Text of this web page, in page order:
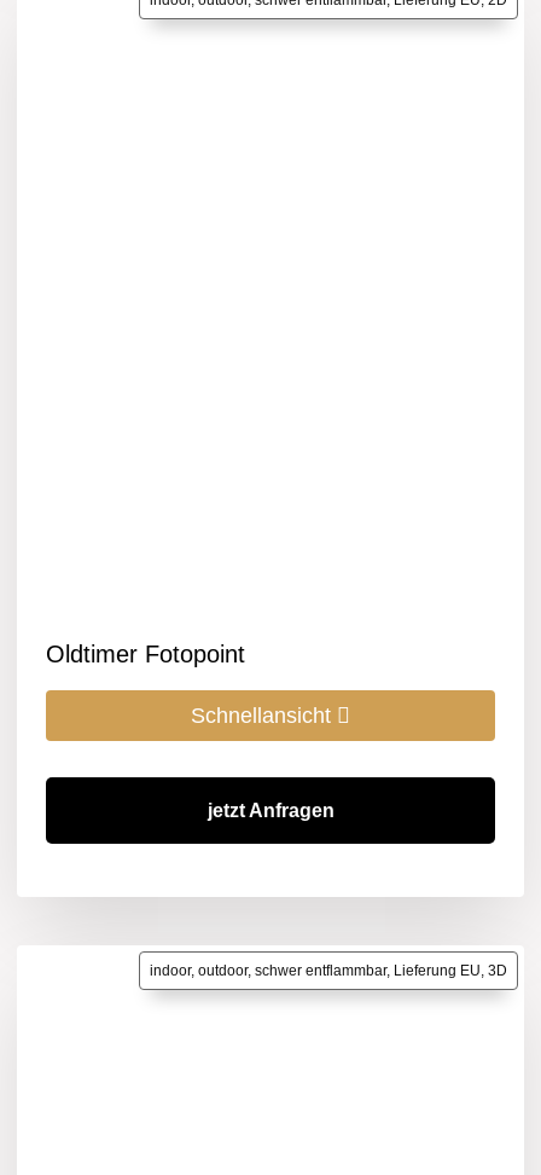
Oldtimer Fotopoint
Schnellansicht
jetzt Anfragen
indoor, outdoor, schwer entflammbar, Lieferung EU, 3D